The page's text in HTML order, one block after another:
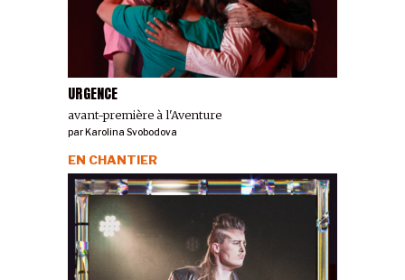
URGENCE
avant-première à l'Aventure
parKarolina Svobodova
EN CHANTIER